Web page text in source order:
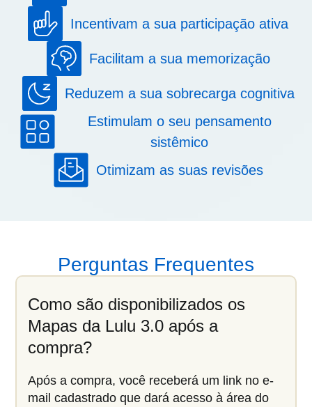
Incentivam a sua participação ativa
Facilitam a sua memorização
Reduzem a sua sobrecarga cognitiva
Estimulam o seu pensamento
sistêmico
Otimizam as suas revisões
Perguntas Frequentes
Como são disponibilizados os
Mapas da Lulu 3.0 após a
compra?
Após a compra, você receberá um link no e-
mail cadastrado que dará acesso à área do